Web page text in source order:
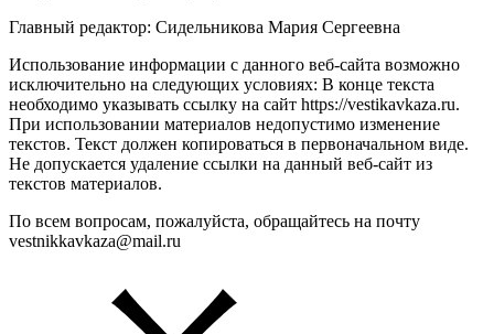
Главный редактор: Сидельникова Мария Сергеевна
Использование информации с данного веб-сайта возможно
исключительно на следующих условиях: В конце текста
необходимо указывать ссылку на сайт https://vestikavkaza.ru.
При использовании материалов недопустимо изменение
текстов. Текст должен копироваться в первоначальном виде.
Не допускается удаление ссылки на данный веб-сайт из
текстов материалов.
По всем вопросам, пожалуйста, обращайтесь на почту
vestnikkavkaza@mail.ru